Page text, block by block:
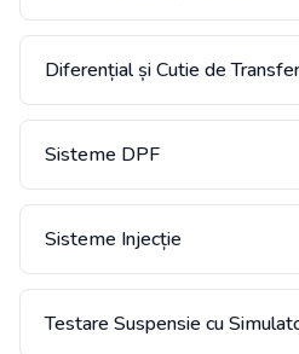
Diferențial și Cutie de Transfer
Sisteme DPF
Sisteme Injecție
Testare Suspensie cu